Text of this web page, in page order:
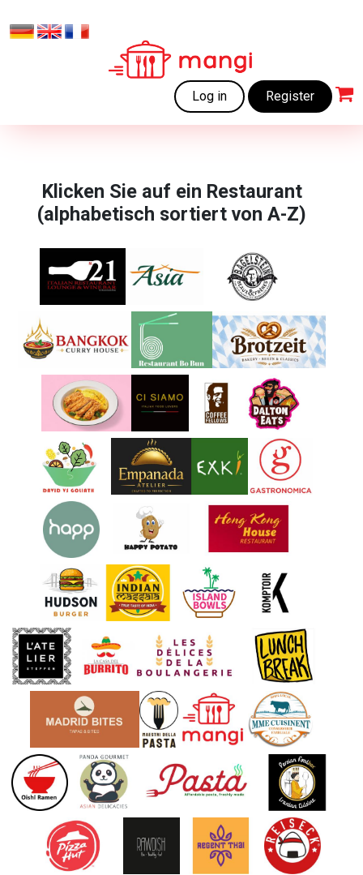
Log in Register
Klicken Sie auf ein Restaurant
(alphabetisch sortiert von A-Z)